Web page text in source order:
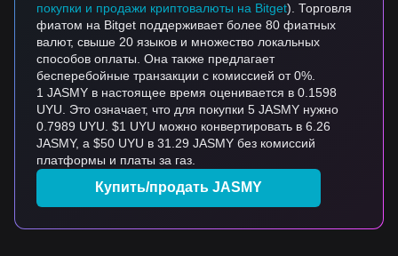
покупки и продажи криптовалюты на Bitget). Торговля
фиатом на Bitget поддерживает более 80 фиатных
валют, свыше 20 языков и множество локальных
способов оплаты. Она также предлагает
бесперебойные транзакции с комиссией от 0%.
1 JASMY в настоящее время оценивается в 0.1598
UYU. Это означает, что для покупки 5 JASMY нужно
0.7989 UYU. $1 UYU можно конвертировать в 6.26
JASMY, а $50 UYU в 31.29 JASMY без комиссий
платформы и платы за газ.
Купить/продать JASMY